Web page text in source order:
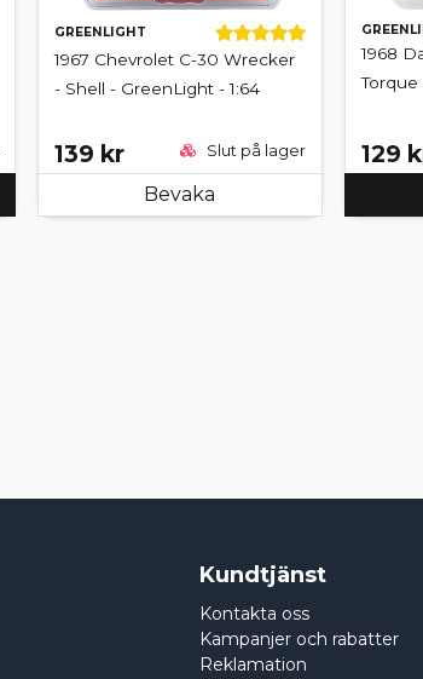
GREENLIGHT
1967 Chevrolet C-30 Wrecker
- Shell - GreenLight - 1:64
139 kr Slut på lager
Bevaka
1968
Torque
129
Kundtjänst
Kontakta oss
Kampanjer och rabatter
Reklamation